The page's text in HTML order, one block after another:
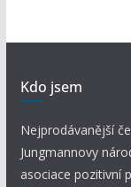
Kdo jsem
Nejprodávanější
Jungmannovy
asociace pozitivní